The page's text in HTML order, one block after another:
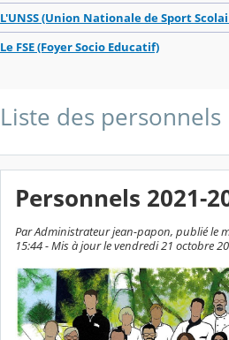
L'UNSS (Union Nationale de Sport
Le FSE (Foyer Socio Educatif)
Liste des personnels
Personnels 2021-
Par Administrateur jean-papon, publié le
15:44 - Mis à jour le vendredi 21 octobre